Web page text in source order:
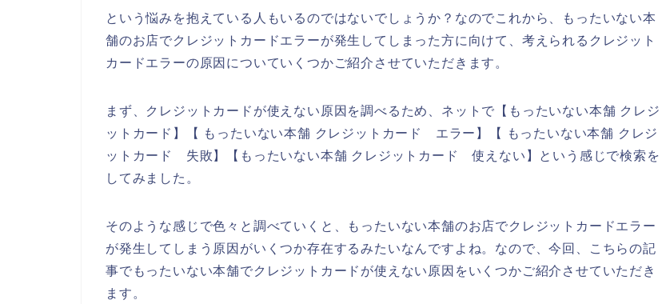
という悩みを抱えている人もいるのではないでしょうか？なのでこれから、もったいない本
舗のお店でクレジットカードエラーが発生してしまった方に向けて、考えられるクレジット
カードエラーの原因についていくつかご紹介させていただきます。
まず、クレジットカードが使えない原因を調べるため、ネットで【もったいない本舗 クレジ
ットカード】【 もったいない本舗 クレジットカード エラー】【 もったいない本舗 クレジ
ットカード 失敗】【もったいない本舗 クレジットカード 使えない】という感じで検索を
してみました。
そのような感じで色々と調べていくと、もったいない本舗のお店でクレジットカードエラー
が発生してしまう原因がいくつか存在するみたいなんですよね。なので、今回、こちらの記
事でもったいない本舗でクレジットカードが使えない原因をいくつかご紹介させていただき
ます。